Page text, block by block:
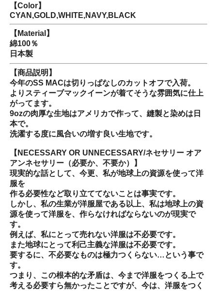
【Color】
CYAN,GOLD,WHITE,NAVY,BLACK
【Material】
綿100％
日本製
【商品説明】
今年のSS MACは切りっぱなしのカットオフで入荷。
よりスティーブマックイーンが着てそうな雰囲気に仕上
がってます。
9ozの肉厚な生地はアメリカで作って、縫製と染めは日
本で。
洗濯する度に風合いの増す良い生地です。
【NECESSARY OR UNNECESSARY/ネセサリー オア
アンネセサリー（必要か、不要か）】
現実的な話として、今更、私が地球上の資源を使って洋
服を
作る必要性など取り立ててないことは事実です。
しかし、私の生業が洋服屋である以上、私は地球上の資
源を使って洋服を、作らなければならないのが現実で
す。
例えば、私にとって売れない洋服は不必要です。
また地球にとって利己主義な洋服は不必要です。
要するに、不必要なものは極力つくらない…という事で
す。
つまり、この根本的な矛盾は、今まで洋服をつくる上で
考える必要すら無かったことですが、今は、洋服をつく